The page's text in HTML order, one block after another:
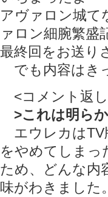
アヴァロン城て
ァロン細腕繁盛
最終回をお送り
でも内容はき
<コメント返
>これは明ら
エウレカはTV
をやめてしまっ
ため、どんな内
味がわきました。